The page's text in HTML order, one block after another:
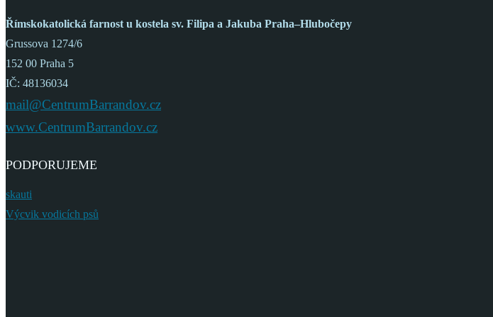
Římskokatolická farnost u kostela sv. Filipa a Jakuba Praha–Hlubočepy
Grussova 1274/6
152 00 Praha 5
IČ: 48136034
mail@CentrumBarrandov.cz
www.CentrumBarrandov.cz
PODPORUJEME
skauti
Výcvik vodicích psů